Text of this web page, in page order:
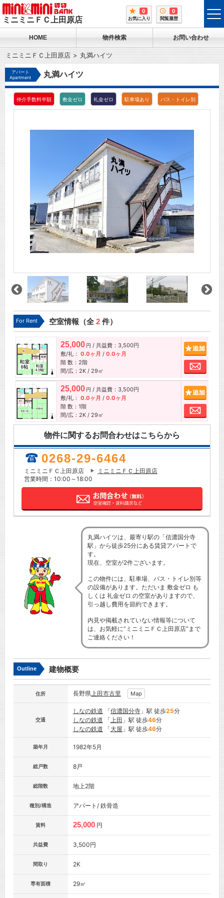
ミニミニＦＣ上田原店
0
お気に入り
0
閲覧履歴
HOME 物件検索 お問い合わせ
ミニミニＦＣ上田原店 丸満ハイツ
アパート
Apartment
丸満ハイツ
仲介手数料半額 敷金ゼロ 礼金ゼロ 駐車場あり バス・トイレ別
For Rent 空室情報（全2件）
25,000 円 / 共益費：3,500円
敷/礼： 0.0ヶ月 / 0.0ヶ月
階 数：2階
間/広：2K / 29㎡
お問
25,000 円 / 共益費：3,500円
敷/礼： 0.0ヶ月 / 0.0ヶ月
階 数：1階
間/広：2K / 29㎡
お問
物件に関するお問合わせはこちらから
0268-29-6464
ミニミニＦＣ上田原店
ミニミニＦＣ上田原店
営業時間：10:00～18:00
丸満ハイツは、最寄り駅の「信濃国分寺
駅」から徒歩25分にある賃貸アパートで
す。
現在、空室が2件ございます。
この物件には、駐車場、バス・トイレ別等
の設備があります。ただいま 敷金ゼロ も
しくは 礼金ゼロ の空室がありますので、
引っ越し費用を節約できます。
内見や掲載されていない情報等について
は、お気軽に”ミニミニＦＣ上田原店”まで
ご連絡ください！
Outline 建物概要
住所 長野県上田市古里 Map
交通
しなの鉄道 「信濃国分寺」駅 徒歩25分
しなの鉄道 「上田 」駅 徒歩46分
しなの鉄道 「大屋 」駅 徒歩46分
築年月 1982年5月
総戸数 8戸
総階数 地上2階
種別/構造 アパート/ 鉄骨造
賃料 25,000 円
共益費 3,500円
間取り 2K
専有面積 29㎡